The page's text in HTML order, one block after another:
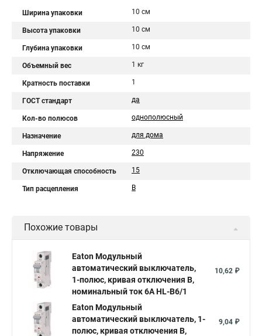
Ширина упаковки 10 см
Высота упаковки 10 см
Глубина упаковки 10 см
Объемный вес 1 кг
Кратность поставки 1
ГОСТ стандарт да
Кол-во полюсов однополюсный
Назначение для дома
Напряжение 230
Отключающая способность 15
Тип расцепления B
Похожие товары
Eaton Модульный
автоматический выключатель,
1-полюс, кривая отключения B,
номинальный ток 6А HL-B6/1
10,62 ₽
Eaton Модульный
автоматический выключатель, 1-
полюс, кривая отключения B,
9,04 ₽